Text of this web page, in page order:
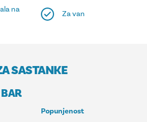
na
Za van
SASTANKE
Popunjenost